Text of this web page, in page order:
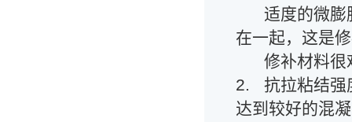
适度的微膨
在一起，这是
修补材料很
2. 抗拉粘结强
达到较好的混